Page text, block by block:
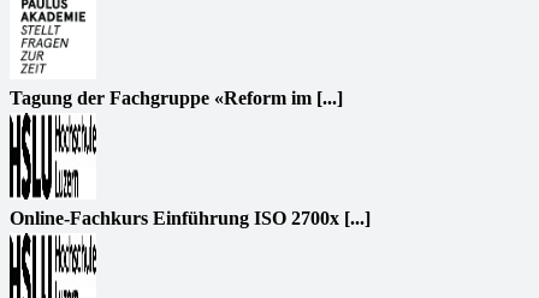
Tagung der Fachgruppe «Reform im [...]
Online-Fachkurs Einführung ISO 2700x [...]